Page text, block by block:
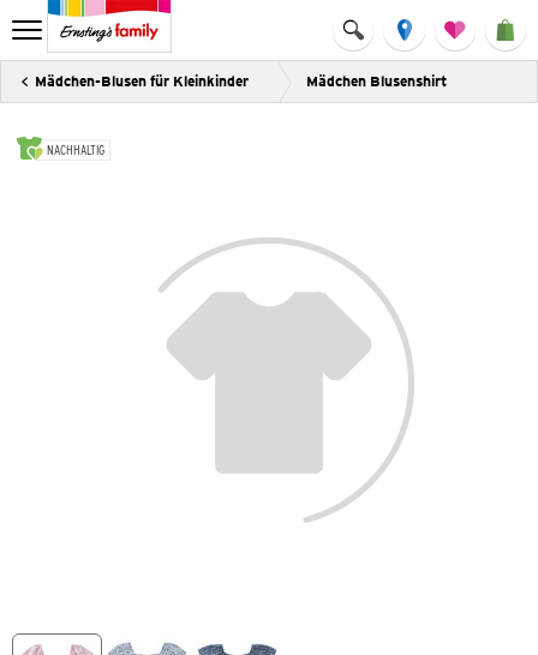
Mädchen-Blusen für Kleinkinder Mädchen Blusenshirt
NACHHALTIG